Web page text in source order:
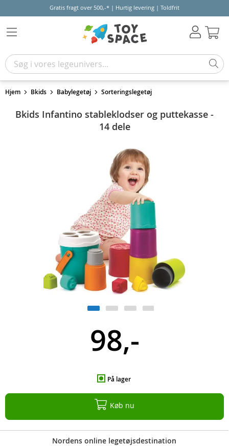
Gratis fragt over 500,-* | Hurtig levering | Toldfrit
Hjem Bkids Babylegetøj Sorteringslegetøj
Bkids Infantino stableklodser og puttekasse -
14 dele
98,-
På lager
Køb nu
Nordens online legetøjsdestination